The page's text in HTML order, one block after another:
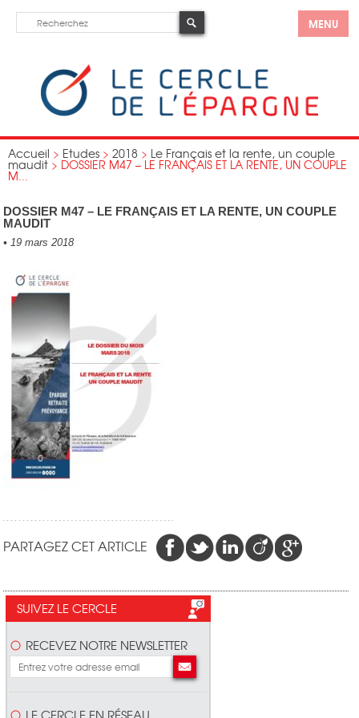
MENU
Accueil > Etudes > 2018 > Le Français et la rente, un couple
maudit > DOSSIER M47 – LE FRANÇAIS ET LA RENTE, UN COUPLE
M...
DOSSIER M47 – LE FRANÇAIS ET LA RENTE, UN COUPLE
MAUDIT
• 19 mars 2018
PARTAGEZ CET ARTICLE
SUIVEZ LE CERCLE
RECEVEZ NOTRE NEWSLETTER
LE CERCLE EN RÉSEAU